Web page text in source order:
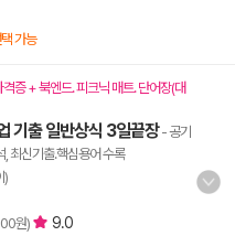
가능
증 + 북엔드. 피크닉 매트. 단어장(대
기출 일반상식 3일끝장- 공기
, 최신기출.핵심용어 수록
)
원)
9.0